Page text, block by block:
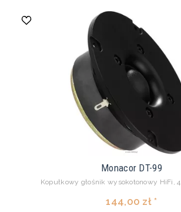
Monacor DT-99
Kopułkowy głośnik wysokotonowy HiFi,
144,00 zł *